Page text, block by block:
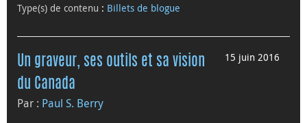
Type(s) de contenu : Billets de blogue
15 juin 2016
Un graveur, ses outils et sa vision
du Canada
Par : Paul S. Berry